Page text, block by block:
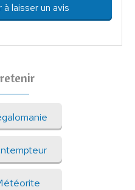
laisser un avis